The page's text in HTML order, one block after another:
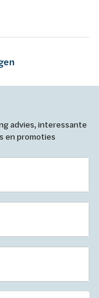
advies, interessante
en promoties